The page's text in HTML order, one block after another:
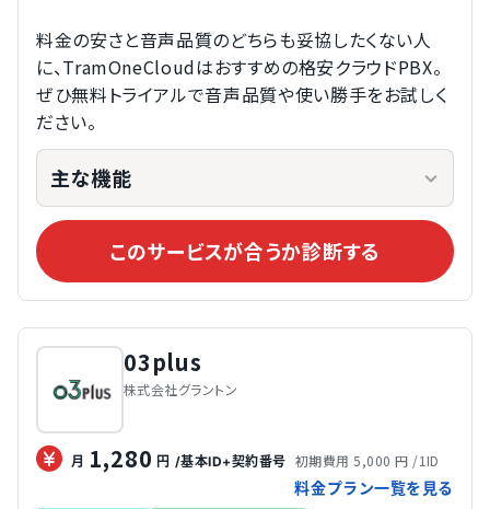
料金の安さと音声品質のどちらも妥協したくない人
に、TramOneCloudはおすすめの格安クラウドPBX。
ぜひ無料トライアルで音声品質や使い勝手をお試しく
ださい。
主な機能
このサービスが合うか診断する
03plus
株式会社グラントン
月 1,280 円 /基本ID+契約番号 初期費用 5,000 円 /1ID
料金プラン一覧を見る